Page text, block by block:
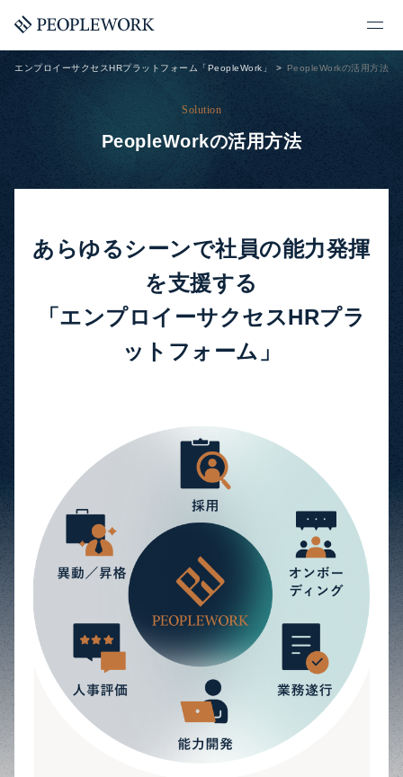
エンプロイーサクセスHRプラットフォーム「PeopleWork」 PeopleWorkの活用方法
Solution
PeopleWorkの活用方法
あらゆるシーンで社員の能力発揮
を支援する
「エンプロイーサクセスHRプラ
ットフォーム」